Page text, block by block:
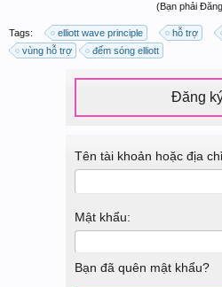
(Bạn phải
Tags: elliott wave principle hỗ trợ
vùng hỗ trợ
đếm sóng elliott
Đăng
Tên tài khoản hoặc địa
Mật khẩu:
Bạn đã quên mật khẩu?